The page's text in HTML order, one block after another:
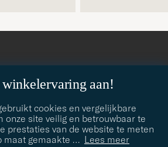
winkelervaring aan!
cookies en vergelijkbare
onze site veilig en betrouwbaar te
prestaties van de website te meten
maat gemaakte … Lees meer
tot nieuws en inspirerende inhoud